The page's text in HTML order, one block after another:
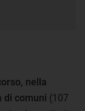
, nella
di comuni (107